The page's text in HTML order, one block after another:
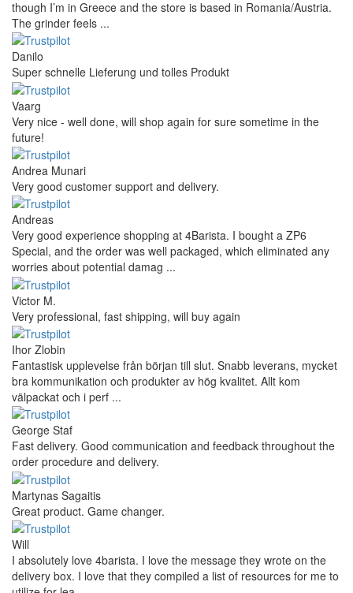
though I’m in Greece and the store is based in Romania/Austria.
The grinder feels ...
Danilo
Super schnelle Lieferung und tolles Produkt
Vaarg
Very nice - well done, will shop again for sure sometime in the
future!
Andrea Munari
Very good customer support and delivery.
Andreas
Very good experience shopping at 4Barista. I bought a ZP6
Special, and the order was well packaged, which eliminated any
worries about potential damag ...
Victor M.
Very professional, fast shipping, will buy again
Ihor Zlobin
Fantastisk upplevelse från början till slut. Snabb leverans, mycket
bra kommunikation och produkter av hög kvalitet. Allt kom
välpackat och i perf ...
George Staf
Fast delivery. Good communication and feedback throughout the
order procedure and delivery.
Martynas Sagaitis
Great product. Game changer.
Will
I absolutely love 4barista. I love the message they wrote on the
delivery box. I love that they compiled a list of resources for me to